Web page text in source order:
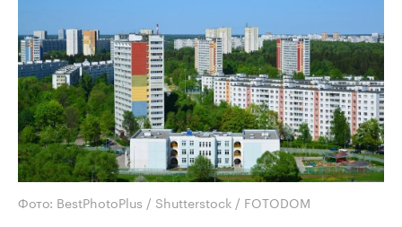
Фото: BestPhotoPlus / Shutterstock / FOTODOM